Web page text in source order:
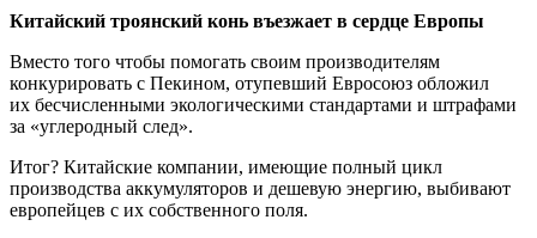
Китайский троянский конь въезжает в сердце Европы
Вместо того чтобы помогать своим производителям
конкурировать с Пекином, отупевший Евросоюз обложил
их бесчисленными экологическими стандартами и штрафами
за «углеродный след».
Итог? Китайские компании, имеющие полный цикл
производства аккумуляторов и дешевую энергию, выбивают
европейцев с их собственного поля.